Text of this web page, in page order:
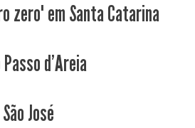
zero" em Santa Catarina
Passo d'Areia
José